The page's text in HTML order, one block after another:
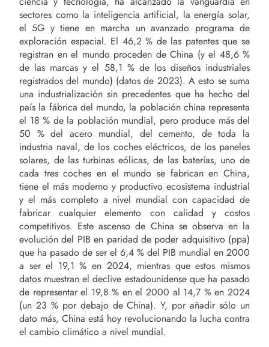
sectores como la inteligencia artificial, la energía solar,
el 5G y tiene en marcha un avanzado programa de
exploración espacial. El 46,2 % de las patentes que se
registran en el mundo proceden de China (y el 48,6 %
de las marcas y el 58,1 % de los diseños industriales
registrados del mundo) (datos de 2023). A esto se suma
una industrialización sin precedentes que ha hecho del
país la fábrica del mundo, la población china representa
el 18 % de la población mundial, pero produce más del
50 % del acero mundial, del cemento, de toda la
industria naval, de los coches eléctricos, de los paneles
solares, de las turbinas eólicas, de las baterías, uno de
cada tres coches en el mundo se fabrican en China,
tiene el más moderno y productivo ecosistema industrial
y el más completo a nivel mundial con capacidad de
fabricar cualquier elemento con calidad y costos
competitivos. Este ascenso de China se observa en la
evolución del PIB en paridad de poder adquisitivo (ppa)
que ha pasado de ser el 6,4 % del PIB mundial en 2000
a ser el 19,1 % en 2024, mientras que estos mismos
datos muestran el declive estadounidense que ha pasado
de representar el 19,8 % en el 2000 al 14,7 % en 2024
(un 23 % por debajo de China). Y, por añadir sólo un
dato más, China está hoy revolucionando la lucha contra
el cambio climático a nivel mundial.